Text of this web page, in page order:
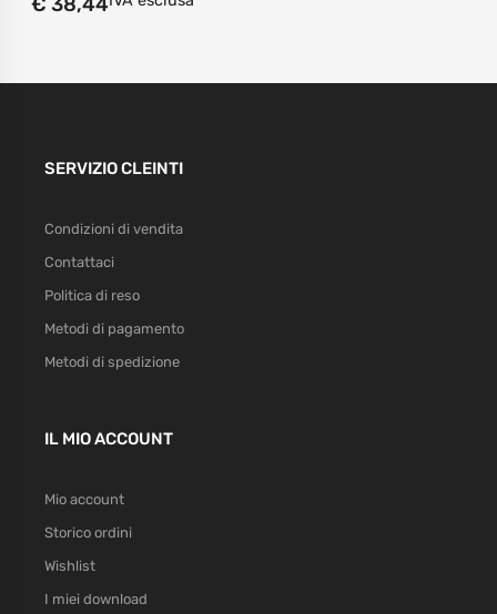
SERVIZIO CLEINTI
Condizioni di vendita
Contattaci
Politica di reso
Metodi di pagamento
Metodi di spedizione
IL MIO ACCOUNT
Mio account
Storico ordini
Wishlist
I miei download